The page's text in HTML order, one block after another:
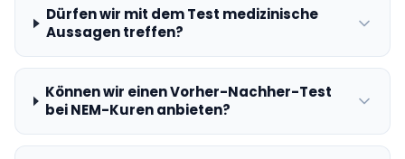
Dürfen wir mit dem Test medizinische
Aussagen treffen?
Können wir einen Vorher-Nachher-Test
bei NEM-Kuren anbieten?